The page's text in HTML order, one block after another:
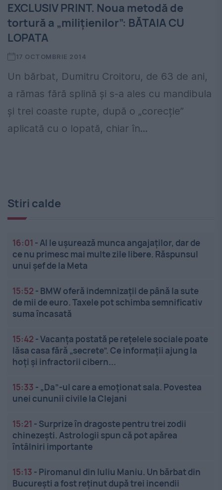
EXCLUSIV PRINT. Noua metodă de
tortură a „milițienilor”: BĂTAIA CU
LOPATA
17 OCTOMBRIE 2014
Un bărbat, Dumitru Croitoru, de 63 de ani,
a rămas fără splină și s-a ales cu mandibula
și trei coaste rupte, după o „corecție”
aplicată cu o lopată, chiar în...
Stiri calde
16:01 -AI le ușurează munca angajaților, dar de
ce nu primesc mai multe zile libere. Răspunsul
unui șef de la Meta
15:52 - BMW oferă indemnizații de până la sute
de mii de euro. Taxele pot schimba semnificativ
suma încasată
15:42 -Vacanța postată pe rețelele sociale poate
lăsa casa fără „secrete”. Ce informații ajung la
hoți și infractorii cibern...
15:33 - „Da”-ul care a emoționat sala. Povestea
unei cununii civile la Clejani
15:21 - Surprize în dragoste pentru trei zodii
chinezești. Astrologii spun că pot apărea
întâlniri importante
15:13 - Piromanul din Iuliu Maniu. Un bărbat din
București a fost reținut după trei incendii